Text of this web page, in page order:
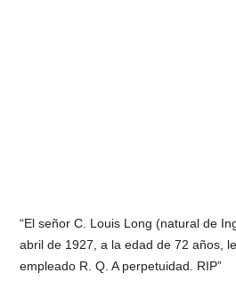
“El señor C. Louis Long (natural de
abril de 1927, a la edad de 72 años,
empleado R. Q. A perpetuidad. RIP”